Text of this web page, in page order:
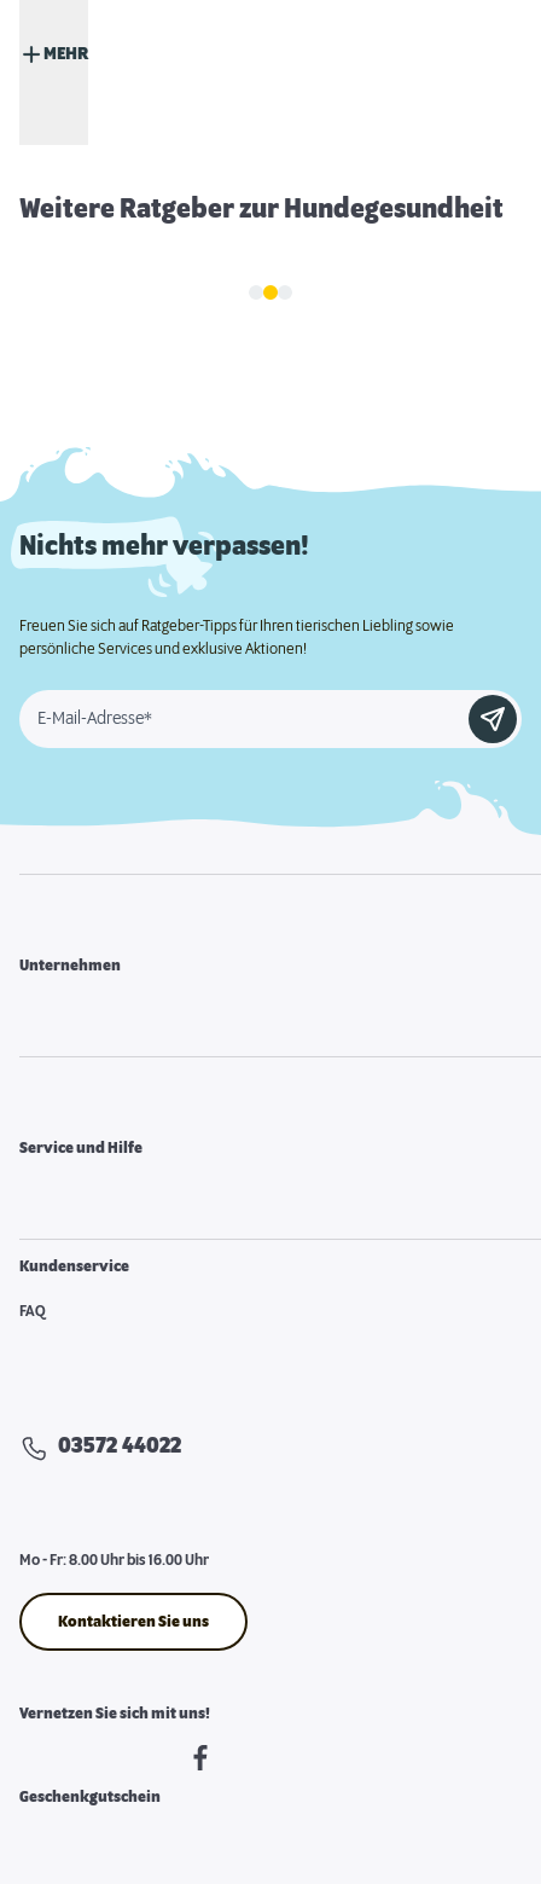
MEHR
Weitere Ratgeber zur Hundegesundheit
Nichts mehr verpassen!
Freuen Sie sich auf Ratgeber-Tipps für Ihren tierischen Liebling sowie
persönliche Services und exklusive Aktionen!
E-Mail-Adresse*
Unternehmen
Service und Hilfe
Kundenservice
FAQ
03572 44022
Mo - Fr: 8.00 Uhr bis 16.00 Uhr
Kontaktieren Sie uns
Vernetzen Sie sich mit uns!
Geschenkgutschein